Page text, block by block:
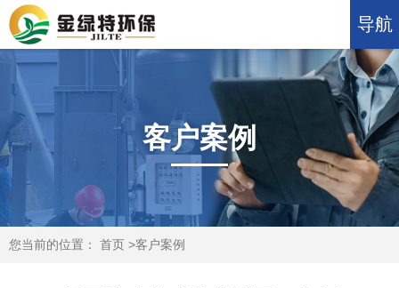
导航
客户案例
您当前的位置： 首页 >客户案例